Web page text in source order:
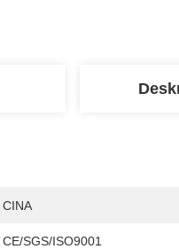
CINA
CE/SGS/ISO9001